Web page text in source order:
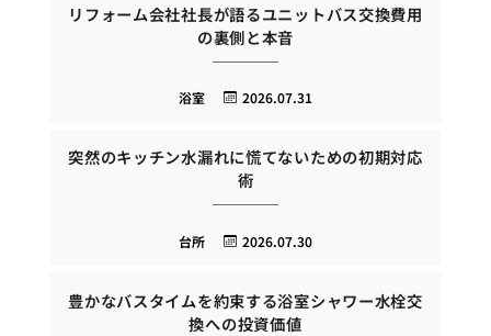
リフォーム会社社長が語るユニットバス交換費用
の裏側と本音
2026.07.31
浴室
突然のキッチン水漏れに慌てないための初期対応
術
2026.07.30
台所
豊かなバスタイムを約束する浴室シャワー水栓交
換への投資価値